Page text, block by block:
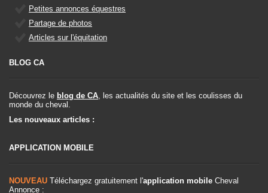
Petites annonces équestres
Partage de photos
Articles sur l'équitation
BLOG CA
Découvrez le blog de CA, les actualités du site et les coulisses du
monde du cheval.
Les nouveaux articles :
APPLICATION MOBILE
NOUVEAU Téléchargez gratuitement l'application mobile Cheval
Annonce :